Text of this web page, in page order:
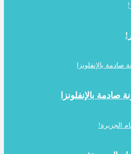
صادمة بالإنفلونزا